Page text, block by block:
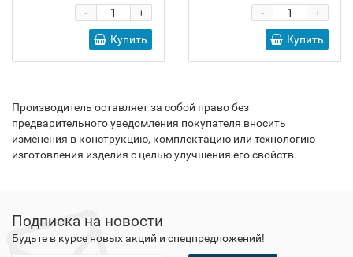
+
-
Купить
+
-
Купить
Производитель оставляет за собой право без
предварительного уведомления покупателя вносить
изменения в конструкцию, комплектацию или технологию
изготовления изделия с целью улучшения его свойств.
Подписка на новости
Будьте в курсе новых акций и спецпредложений!